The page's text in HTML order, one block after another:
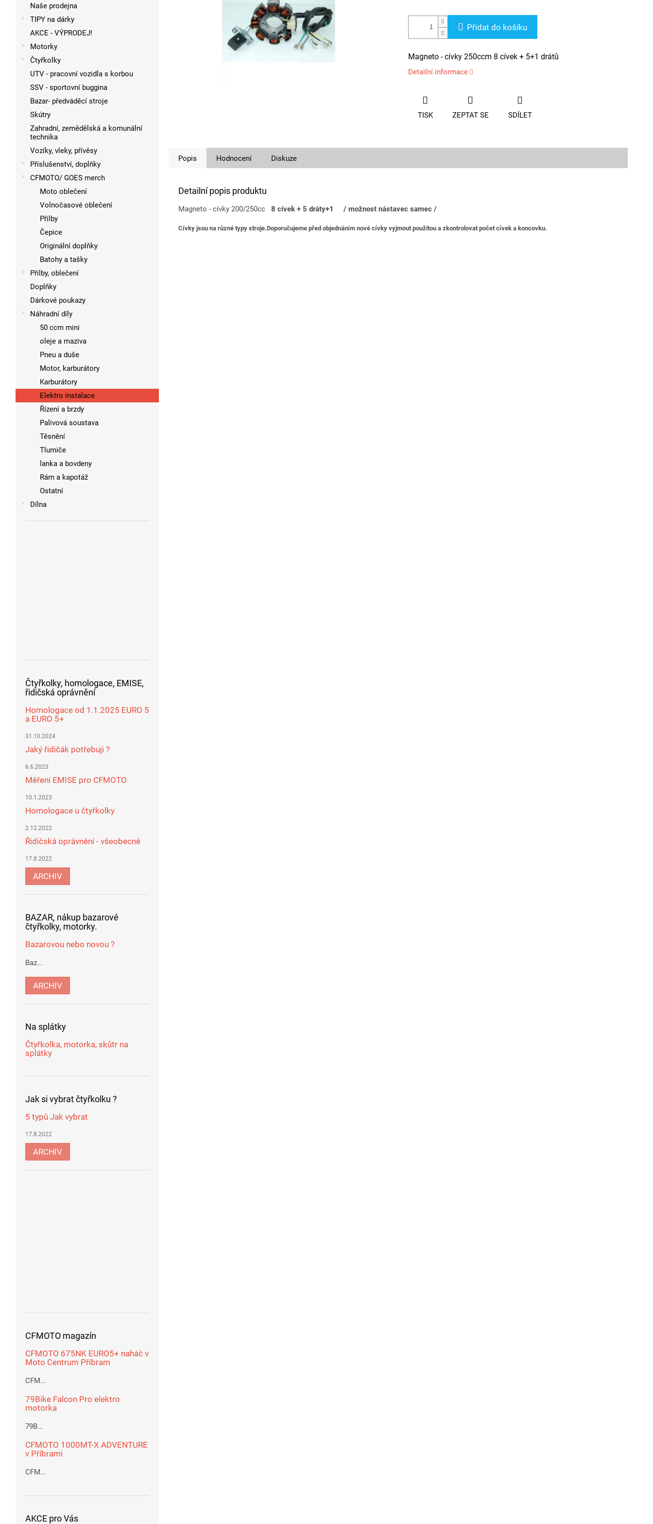
Naše prodejna
TIPY na dárky
AKCE - VÝPRODEJ!
Motorky
Čtyřkolky
UTV - pracovní vozidla s korbou
SSV - sportovní buggina
Bazar- předváděcí stroje
Skútry
Zahradní, zemědělská a komunální
technika
Vozíky, vleky, přívěsy
Příslušenství, doplňky
CFMOTO/ GOES merch
Moto oblečení
Volnočasové oblečení
Přilby
Čepice
Originální doplňky
Batohy a tašky
Přilby, oblečení
Doplňky
Dárkové poukazy
Náhradní díly
50 ccm mini
oleje a maziva
Pneu a duše
Motor, karburátory
Karburátory
Elektro instalace
Řízení a brzdy
Palivová soustava
Těsnění
Tlumiče
lanka a bovdeny
Rám a kapotáž
Ostatní
Dílna
Čtyřkolky, homologace, EMISE,
řidičská oprávnění
Homologace od 1.1.2025 EURO 5
a EURO 5+
31.10.2024
Jaký řidičák potřebuji ?
6.6.2023
Měření EMISE pro CFMOTO
10.1.2023
Homologace u čtyřkolky
2.12.2022
Řidičská oprávnění - všeobecně
17.8.2022
ARCHIV
BAZAR, nákup bazarové
čtyřkolky, motorky.
Bazarovou nebo novou ?
Baz...
ARCHIV
Na splátky
Čtyřkolka, motorka, skůtr na
splátky
Jak si vybrat čtyřkolku ?
5 typů Jak vybrat
17.8.2022
ARCHIV
CFMOTO magazín
CFMOTO 675NK EURO5+ naháč v
Moto Centrum Příbram
CFM...
79Bike Falcon Pro elektro
motorka
79B...
CFMOTO 1000MT-X ADVENTURE
v Příbrami
CFM...
AKCE pro Vás
Přidat do košíku
Magneto - cívky 250ccm 8 cívek + 5+1 drátů
Detailní informace
TISK ZEPTAT SE SDÍLET
Popis Hodnocení Diskuze
Detailní popis produktu
Magneto - cívky 200/250cc 8 cívek + 5 dráty+1 / možnost nástavec samec /
Cívky jsou na různé typy stroje.Doporučujeme před objednáním nové cívky vyjmout použitou a zkontrolovat počet cívek a koncovku.